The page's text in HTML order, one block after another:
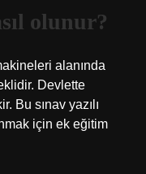
olunur?
alanında
Devlette
Bu sınav yazılı
için ek eğitim